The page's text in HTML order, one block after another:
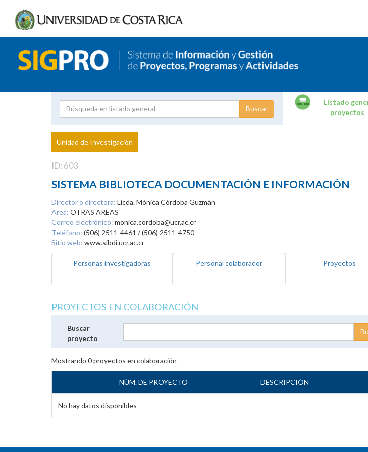
Proyecto
Investigador
Listado
proyectos
Unidad de Investigación
ID: 603
SISTEMA BIBLIOTECA DOCUMENTACIÓN E INFORMACIÓN
Director o directora: Licda. Mónica Córdoba Guzmán
Área: OTRAS AREAS
Correo electrónico: monica.cordoba@ucr.ac.cr
Teléfono: (506) 2511-4461 / (506) 2511-4750
Sitio web: www.sibdi.ucr.ac.cr
Personas investigadoras Personal colaborador Proyectos
PROYECTOS EN COLABORACIÓN
Buscar
proyecto
Mostrando 0proyectos en colaboración
NÚM. DE PROYECTO DESCRIPCIÓN
No hay datos disponibles